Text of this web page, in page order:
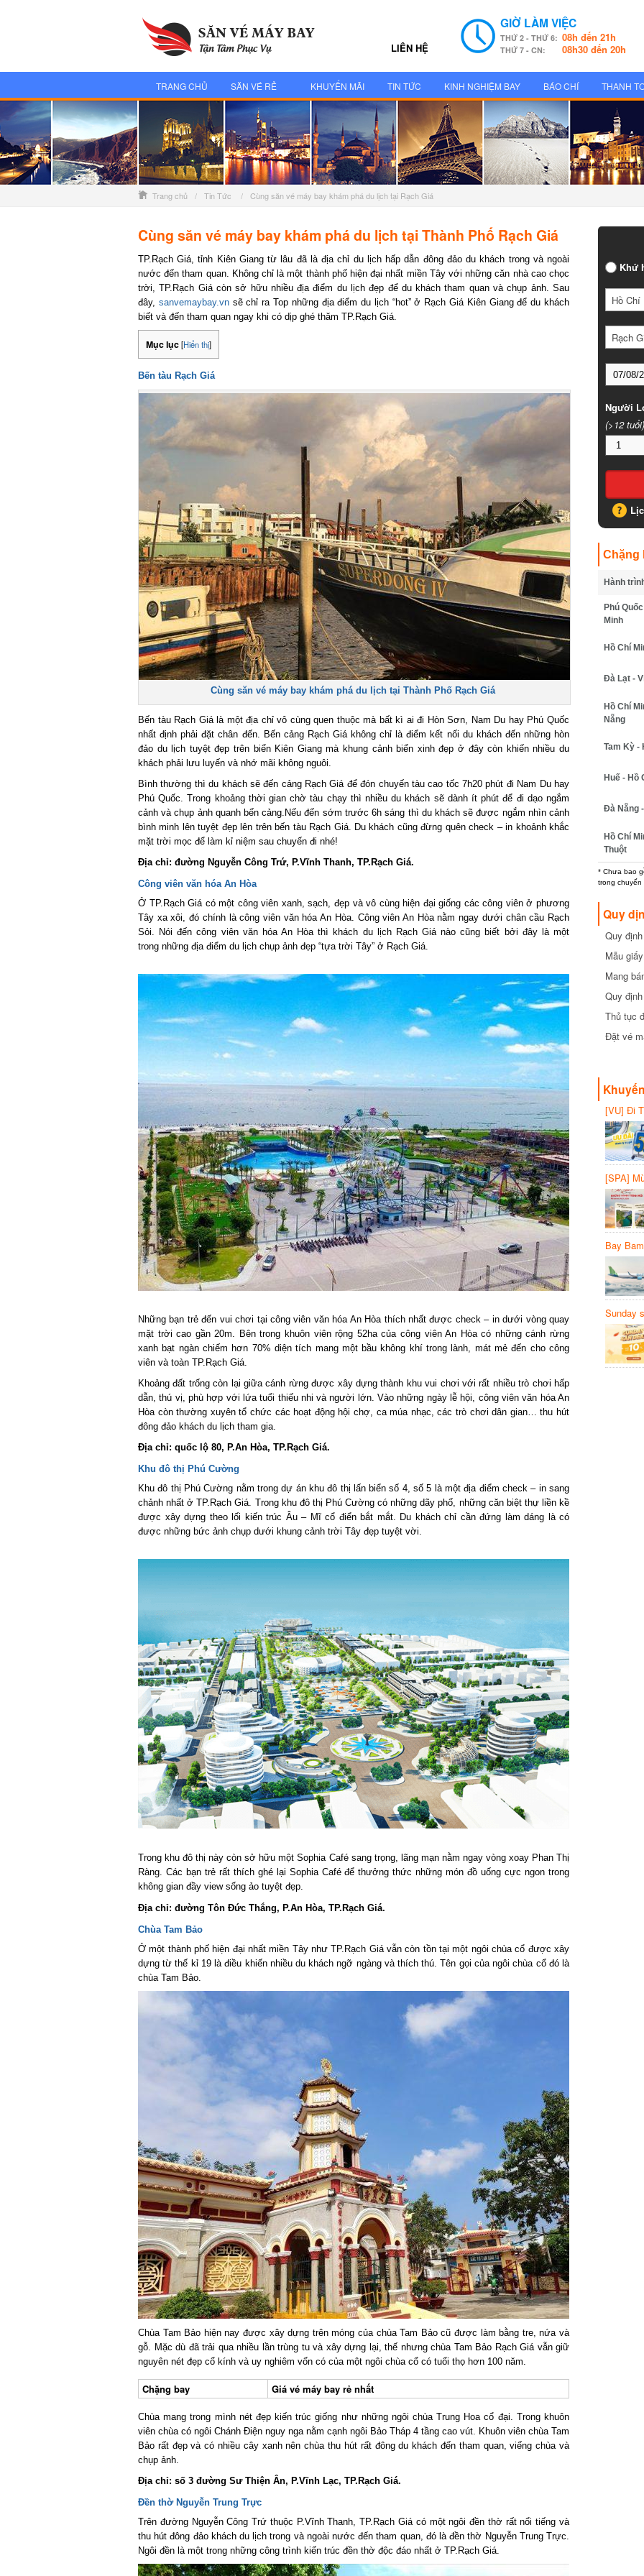
LIÊN HỆ
GIỜ LÀM VIỆC
THỨ 2 - THỨ 6:08h đến 21h
THỨ 7 - CN: 08h30 đến 20h
TRANG CHỦ SĂN VÉ RẺ KHUYẾN MÃI TIN TỨC KINH NGHIỆM BAY BÁO CHÍ THANH
Trang chủ / Tin Tức / Cùng săn vé máy bay khám phá du lịch tại Rạch Giá
Cùng săn vé máy bay khám phá du lịch tại Thành Phố Rạch Giá
TP.Rạch Giá, tỉnh Kiên Giang từ lâu đã là địa chỉ du lịch hấp dẫn đông đảo du khách trong và ngoài
nước đến tham quan. Không chỉ là một thành phố hiện đại nhất miền Tây với những căn nhà cao chọc
trời, TP.Rạch Giá còn sở hữu nhiều địa điểm du lịch đẹp để du khách tham quan và chụp ảnh. Sau
đây,sanvemaybay.vnsẽ chỉ ra Top những địa điểm du lịch “hot” ở Rạch Giá Kiên Giang để du khách
biết và đến tham quan ngay khi có dịp ghé thăm TP.Rạch Giá.
Mục lục [Hiển thị]
Bến tàu Rạch Giá
Cùng săn vé máy bay khám phá du lịch tại Thành Phố Rạch Giá
Bến tàu Rạch Giá là một địa chỉ vô cùng quen thuộc mà bất kì ai đi Hòn Sơn, Nam Du hay Phú Quốc
nhất định phải đặt chân đến. Bến cảng Rạch Giá không chỉ là điểm kết nối du khách đến những hòn
đảo du lịch tuyệt đẹp trên biển Kiên Giang mà khung cảnh biển xinh đẹp ở đây còn khiến nhiều du
khách phải lưu luyến và nhớ mãi không nguôi.
Bình thường thì du khách sẽ đến cảng Rạch Giá để đón chuyến tàu cao tốc 7h20 phút đi Nam Du hay
Phú Quốc. Trong khoảng thời gian chờ tàu chạy thì nhiều du khách sẽ dành ít phút để đi dạo ngắm
cảnh và chụp ảnh quanh bến cảng.Nếu đến sớm trước 6h sáng thì du khách sẽ được ngắm nhìn cảnh
bình minh lên tuyệt đẹp lên trên bến tàu Rạch Giá. Du khách cũng đừng quên check – in khoảnh khắc
mặt trời mọc để làm kỉ niệm sau chuyến đi nhé!
Địa chỉ: đường Nguyễn Công Trứ, P.Vĩnh Thanh, TP.Rạch Giá.
Công viên văn hóa An Hòa
Ở TP.Rạch Giá có một công viên xanh, sạch, đẹp và vô cùng hiện đại giống các công viên ở phương
Tây xa xôi, đó chính là công viên văn hóa An Hòa. Công viên An Hòa nằm ngay dưới chân cầu Rạch
Sỏi. Nói đến công viên văn hóa An Hòa thì khách du lịch Rạch Giá nào cũng biết bởi đây là một
trong những địa điểm du lịch chụp ảnh đẹp “tựa trời Tây” ở Rạch Giá.
Những bạn trẻ đến vui chơi tại công viên văn hóa An Hòa thích nhất được check – in dưới vòng quay
mặt trời cao gần 20m. Bên trong khuôn viên rộng 52ha của công viên An Hòa có những cánh rừng
xanh bạt ngàn chiếm hơn 70% diện tích mang một bầu không khí trong lành, mát mẻ đến cho công
viên và toàn TP.Rạch Giá.
Khoảng đất trống còn lại giữa cánh rừng được xây dựng thành khu vui chơi với rất nhiều trò chơi hấp
dẫn, thú vị, phù hợp với lứa tuổi thiếu nhi và người lớn.Vào những ngày lễ hội, công viên văn hóa An
Hòa còn thường xuyên tổ chức các hoạt động hội chợ, ca múa nhạc, các trò chơi dân gian… thu hút
đông đảo khách du lịch tham gia.
Địa chỉ: quốc lộ 80, P.An Hòa, TP.Rạch Giá.
Khu đô thị Phú Cường
Khu đô thị Phú Cường nằm trong dự án khu đô thị lấn biển số 4, số 5 là một địa điểm check – in sang
chảnh nhất ở TP.Rạch Giá. Trong khu đô thị Phú Cường có những dãy phố, những căn biệt thự liền kề
được xây dựng theo lối kiến trúc Âu – Mĩ cổ điển bắt mắt. Du khách chỉ cần đứng làm dáng là có
được những bức ảnh chụp dưới khung cảnh trời Tây đẹp tuyệt vời.
Trong khu đô thị này còn sở hữu một Sophia Café sang trọng, lãng mạn nằm ngay vòng xoay Phan Thị
Ràng. Các bạn trẻ rất thích ghé lại Sophia Café để thưởng thức những món đồ uống cực ngon trong
không gian đầy view sống ảo tuyệt đẹp.
Địa chỉ: đường Tôn Đức Thắng, P.An Hòa, TP.Rạch Giá.
Chùa Tam Bảo
Ở một thành phố hiện đại nhất miền Tây như TP.Rạch Giá vẫn còn tồn tại một ngôi chùa cổ được xây
dựng từ thế kỉ 19 là điều khiến nhiều du khách ngỡ ngàng và thích thú. Tên gọi của ngôi chùa cổ đó là
chùa Tam Bảo.
Chùa Tam Bảo hiện nay được xây dựng trên móng của chùa Tam Bảo cũ được làm bằng tre, nứa và
gỗ. Mặc dù đã trải qua nhiều lần trùng tu và xây dựng lại, thế nhưng chùa Tam Bảo Rạch Giá vẫn giữ
nguyên nét đẹp cổ kính và uy nghiêm vốn có của một ngôi chùa cổ có tuổi thọ hơn 100 năm.
Chặng bay Giá vé máy bay rẻ nhất
Chùa mang trong mình nét đẹp kiến trúc giống như những ngôi chùa Trung Hoa cổ đại. Trong khuôn
viên chùa có ngôi Chánh Điện nguy nga nằm cạnh ngôi Bảo Tháp 4 tầng cao vút. Khuôn viên chùa Tam
Bảo rất đẹp và có nhiều cây xanh nên chùa thu hút rất đông du khách đến tham quan, viếng chùa và
chụp ảnh.
Địa chỉ: số 3 đường Sư Thiện Ân, P.Vĩnh Lạc, TP.Rạch Giá.
Đền thờ Nguyễn Trung Trực
Trên đường Nguyễn Công Trứ thuộc P.Vĩnh Thanh, TP.Rạch Giá có một ngôi đền thờ rất nổi tiếng và
thu hút đông đảo khách du lịch trong và ngoài nước đến tham quan, đó là đền thờ Nguyễn Trung Trực.
Ngôi đền là một trong những công trình kiến trúc đền thờ độc đáo nhất ở TP.Rạch Giá.
Khứ
Hồ Chí
Rạch
Người
(>12 tuổi)
Chặng
Hành trình*
Phú Quốc
Minh
Hồ Chí
Đà Lạt -
Hồ Chí
Nẵng
Tam Kỳ -
Huế - Hồ
Đà Nẵng -
Hồ Chí
Thuột
* Chưa bao
trong chuyến
Quy
Quy
cần biết
Mẫu
Mang
Quy
Thủ tục
Đặt vé
[VU] Đi
giảm
[SPA]
20%
Bay
Sunday